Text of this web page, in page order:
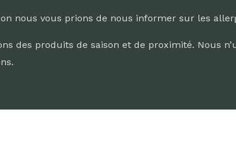
nous vous prions de nous informer sur les
des produits de saison et de proximité. Nous